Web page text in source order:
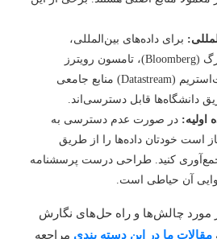
برای داده‌های بین‌المللی،
پلتفرم‌هایی مانند بلومبرگ (Bloomberg)، تامسون رویترز
(Refinitiv Eikon) و دیت‌استریم (Datastream) منابع جامعی
قابل دسترسی‌اند.
در صورت عدم دسترسی به
خودتان داده‌ها را از طریق
کنید. طراحی درست پرسشنامه
آن حیاطی است.
چالش‌ها و راه حل‌های نگارش
ما در این دسته بندی مراجعه